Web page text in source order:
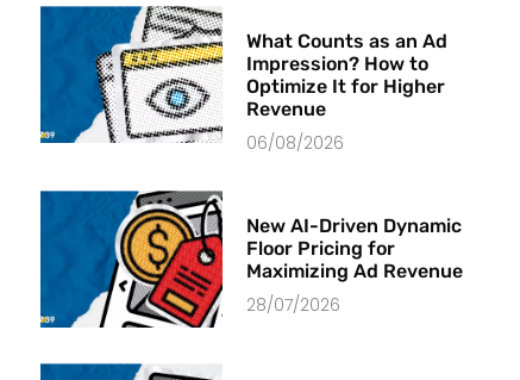
What Counts as an Ad
Impression? How to
Optimize It for Higher
Revenue
06/08/2026
New AI-Driven Dynamic
Floor Pricing for
Maximizing Ad Revenue
28/07/2026